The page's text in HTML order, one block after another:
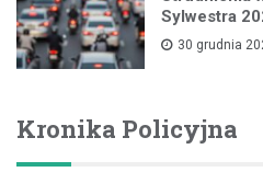
Sylwestra
30 grudnia
Kronika Policyjna